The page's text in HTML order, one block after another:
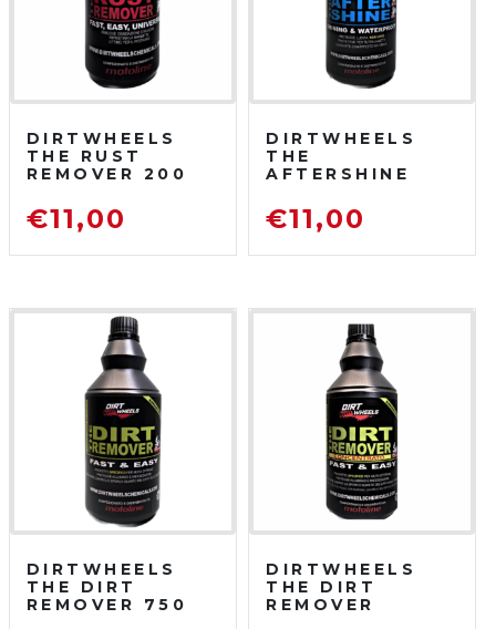
DIRTWHEELS
THE RUST
REMOVER 200
DISOSSIDANTE
RIMUOVI
€11,00
DIRTWHEELS
THE
AFTERSHINE
PROTETTIVO
LUCIDANTE
€11,00
DIRTWHEELS
THE DIRT
REMOVER 750
DIRTWHEELS
THE DIRT
REMOVER